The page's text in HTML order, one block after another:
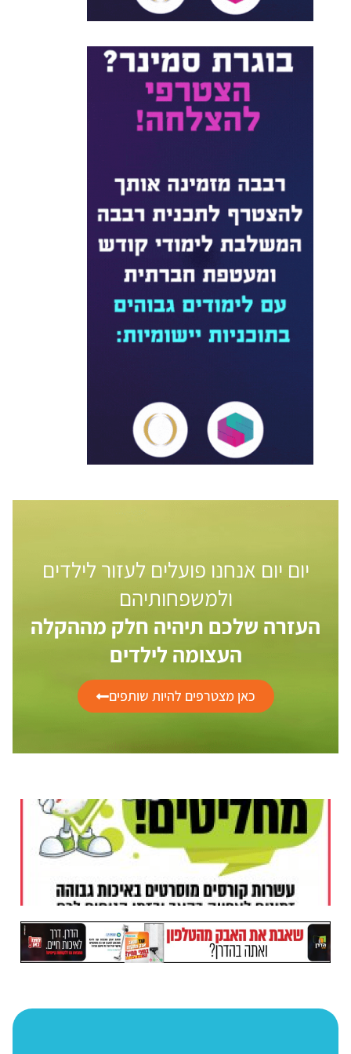
יום יום אנחנו פועלים לעזור לילדים
ולמשפחותיהם
העזרה שלכם תיהיה חלק מההקלה
העצומה לילדים
כאן מצטרפים להיות שותפים